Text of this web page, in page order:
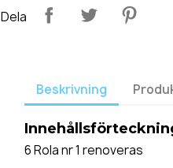
Dela
Beskrivning
6 Rola nr 1 renoveras